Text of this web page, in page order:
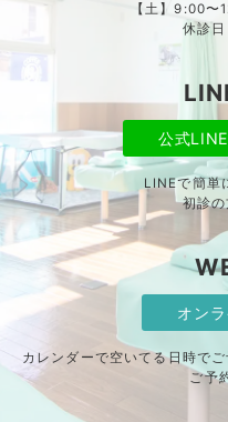
【土】9:00
休診
公式
LINEで簡単
初診の
オン
カレンダーで空いてる日時で
ご予